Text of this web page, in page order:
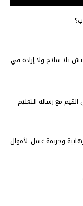
بلا سلاح ولا إرادة في
مع رسالة التعليم
وجريمة غسل الأموال